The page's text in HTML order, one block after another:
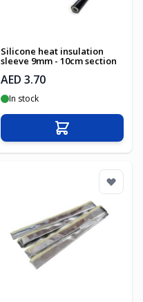
Silicone heat insulation
sleeve 9mm - 10cm section
AED 3.70
In stock
Add to Cart